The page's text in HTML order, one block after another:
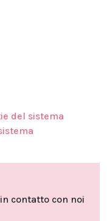
del sistema
contatto con noi